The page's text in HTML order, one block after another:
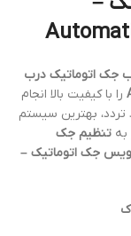
جک اتوماتیک درب
را با کیفیت بالا انجام
بهترین سیستم
تنظیم جک
جک اتوماتیک –